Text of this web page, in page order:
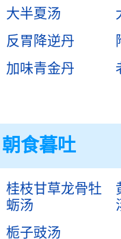
大半夏汤
反胃降逆丹
加味青金丹
朝食暮吐
桂枝甘草龙骨牡
蛎汤
栀子豉汤